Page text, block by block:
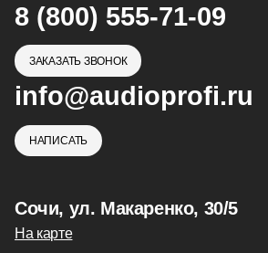
8 (800) 555-71-09
ЗАКАЗАТЬ ЗВОНОК
info@audioprofi.ru
НАПИСАТЬ
Сочи, ул. Макаренко, 30/5
На карте